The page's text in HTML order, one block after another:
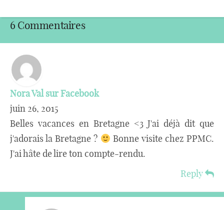
6 Commentaires
Nora Val sur Facebook
juin 26, 2015
Belles vacances en Bretagne <3 J'ai déjà dit que
j'adorais la Bretagne ?
Bonne visite chez PPMC.
J'ai hâte de lire ton compte-rendu.
Reply